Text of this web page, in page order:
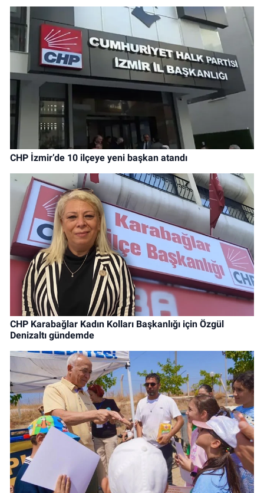
CHP İzmir’de 10 ilçeye yeni başkan atandı
CHP Karabağlar Kadın Kolları Başkanlığı için Özgül
Denizaltı gündemde